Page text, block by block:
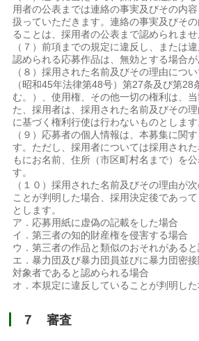
用者の公表までは連絡の事実及びその内
扱っていただきます。連絡の事実及びそ
ることは、採用者の公表まで認められませ
（７）前項までの規定に違反し、または
認められる応募作品は、無効とする場合が
（８）採用された名前及びその理由につ
（昭和45年法律第48号）第27条及び第28
む。）、使用権、その他一切の権利は、
た、採用者は、採用された名前及びその
に基づく権利行使は行わないものとします
（９）応募者の個人情報は、本募集に関
す。ただし、採用者については採用され
もにお名前、住所（市区町村名まで）を
す。
（１０）採用された名前及びその理由が
ことが判明した場合、採用決定後であっ
とします。
ア．応募用紙に虚偽の記載をした場合
イ．第三者の知的財産権を侵害する場合
ウ．第三者の作品と類似のおそれがある
エ．暴力団及び暴力団員並びに暴力団密
対象者であると認められる場合
オ．本規定に違反していることが判明し
７ 審査